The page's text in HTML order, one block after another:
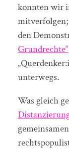
konnten wir
den
Grundrechte“
unterwegs.
Was gleich